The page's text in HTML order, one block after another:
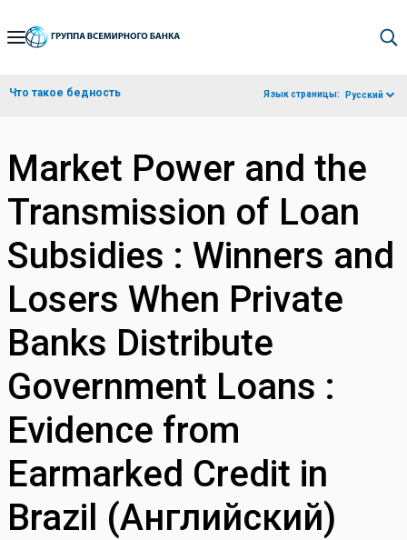
Skip
Navigation
Что такое бедность Язык страницы: Русский
Market Power and the
Transmission of Loan
Subsidies : Winners and
Losers When Private
Banks Distribute
Government Loans :
Evidence from
Earmarked Credit in
Brazil (Английский)